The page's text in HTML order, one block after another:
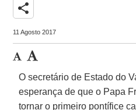
share
11 Agosto 2017
O secretário de Estado do
esperança de que o Papa
tornar o primeiro pontífice